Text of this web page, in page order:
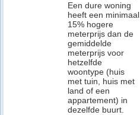
Een dure woning
heeft een minimaal
15% hogere
meterprijs dan de
gemiddelde
meterprijs voor
hetzelfde
woontype (huis
met tuin, huis met
land of een
appartement) in
dezelfde buurt.